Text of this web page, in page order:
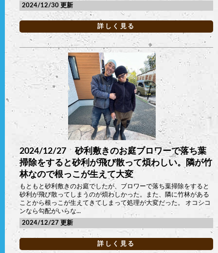
2024/12/30
詳しく見る
2024/12/27 砂利敷きのお庭ブロワーで落ち葉
掃除をすると砂利が飛び散って煩わしい。隣が竹
林なので根っこが生えて大変
もともと砂利敷きのお庭でしたが、ブロワーで落ち葉掃除をすると
砂利が飛び散ってしまうのが煩わしかった。また、隣に竹林がある
ことから根っこが生えてきてしまって処理が大変だった。 オコシコ
ンなら勾配がいらな...
2024/12/27
詳しく見る